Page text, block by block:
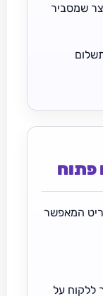
שמסביר
המאפשר
ללקוח על